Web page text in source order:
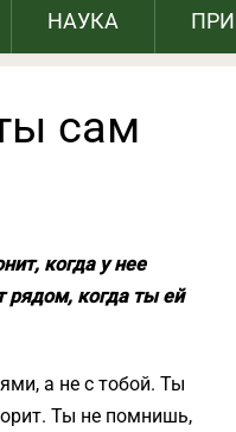
НАУКА
сам
когда у нее
рядом, когда ты ей
а не с тобой. Ты
Ты не помнишь,